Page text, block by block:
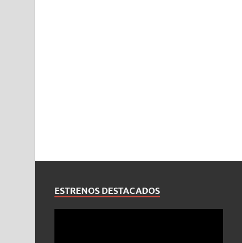
ESTRENOS DESTACADOS